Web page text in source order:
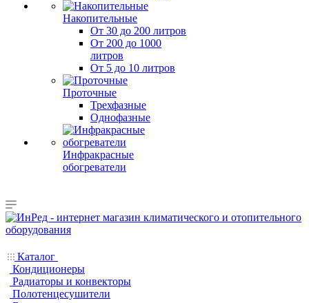
Накопительные
От 30 до 200 литров
От 200 до 1000
литров
От 5 до 10 литров
Проточные
Трехфазные
Однофазные
Инфракрасные
обогреватели
Каталог
Кондиционеры
Радиаторы и конвекторы
Полотенцесушители